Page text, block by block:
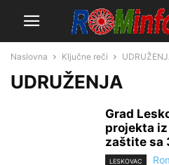
Naslovna Ključne reči
UDRUŽENJA
Grad
projekta
zaštite sa
LESKOVAC